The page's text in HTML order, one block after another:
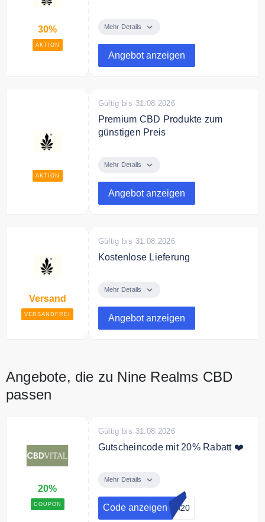
30%
AKTION
Bundles.
Mehr Details
Angebot anzeigen
AKTION
Gültig bis 31.08.2026
Premium CBD Produkte zum
günstigen Preis
Premium CBD Produkte zum
Mehr Details
Angebot anzeigen
Versand
VERSANDFREI
Gültig bis 31.08.2026
Kostenlose Lieferung
versandkostenfrei Deine
Mehr Details
Angebot anzeigen
Angebote, die zu Nine Realms CBD
passen
20%
COUPON
Gültig bis 31.08.2026
Gutscheincode mit 20% Rabatt ❤️
Kasse und sichern Sie sich 20%
Rabatt auf die gesamte Bestellung
Mehr Details
Code anzeigen PA20